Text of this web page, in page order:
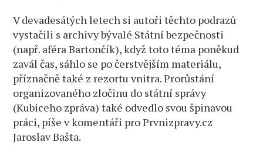
V devadesátých letech si autoři těchto podrazů
vystačili s archivy bývalé Státní bezpečnosti
(např. aféra Bartončík), když toto téma poněkud
zavál čas, sáhlo se po čerstvějším materiálu,
příznačně také z rezortu vnitra. Prorůstání
organizovaného zločinu do státní správy
(Kubiceho zpráva) také odvedlo svou špinavou
práci, píše v komentáři pro Prvnizpravy.cz
Jaroslav Bašta.